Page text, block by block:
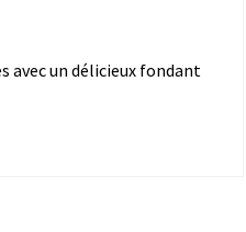
avec un délicieux fondant